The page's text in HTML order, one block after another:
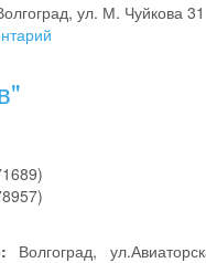
ул. М. Чуйкова 31
Волгоград,